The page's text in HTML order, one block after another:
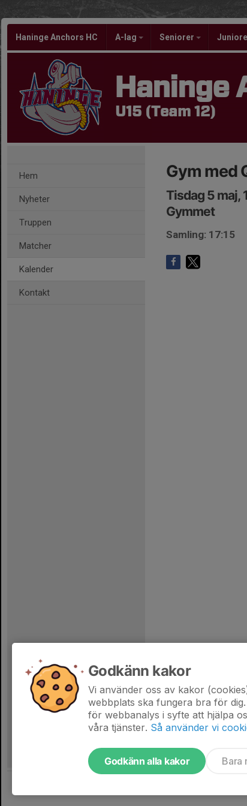
Haninge Anchors HC A-lag Seniorer
Haninge
U15 (Team 12)
Hem
Nyheter
Truppen
Matcher
Kalender
Kontakt
Gym med
Tisdag 5 maj,
Gymmet
Samling: 17:15
Godkänn kakor
Vi använder oss av kakor
webbplats ska fungera bra för
för webbanalys i syfte att hjälpa
våra tjänster. Så använder vi
Godkänn alla kakor Bara